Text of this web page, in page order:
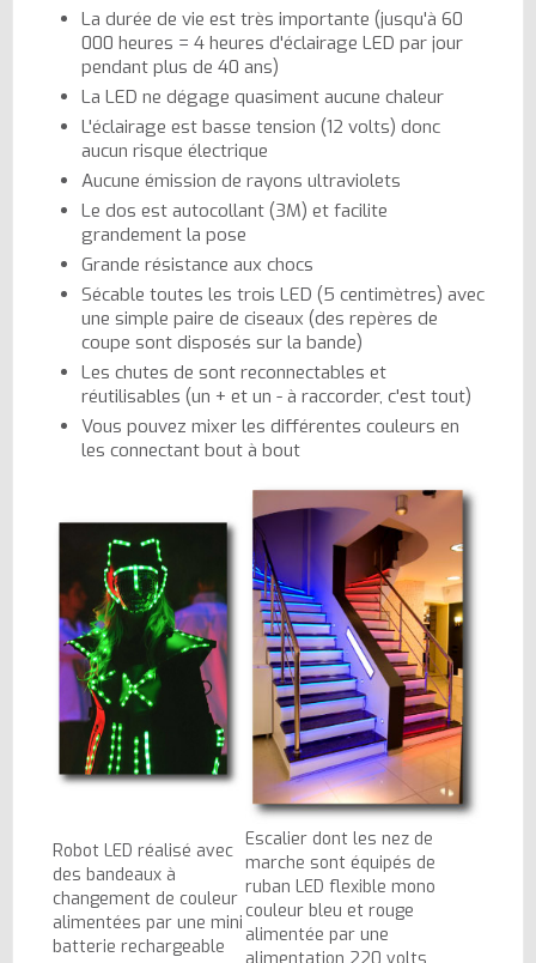
La durée de vie est très importante (jusqu'à 60
000 heures = 4 heures d'éclairage LED par jour
pendant plus de 40 ans)
La LED ne dégage quasiment aucune chaleur
L'éclairage est basse tension (12 volts) donc
aucun risque électrique
Aucune émission de rayons ultraviolets
Le dos est autocollant (3M) et facilite
grandement la pose
Grande résistance aux chocs
Sécable toutes les trois LED (5 centimètres) avec
une simple paire de ciseaux (des repères de
coupe sont disposés sur la bande)
Les chutes de sont reconnectables et
réutilisables (un + et un - à raccorder, c'est tout)
Vous pouvez mixer les différentes couleurs en
les connectant bout à bout
Robot LED réalisé avec
des bandeaux à
changement de couleur
alimentées par une mini
batterie rechargeable
Escalier dont les nez de
marche sont équipés de
ruban LED flexible mono
couleur bleu et rouge
alimentée par une
alimentation 220 volts